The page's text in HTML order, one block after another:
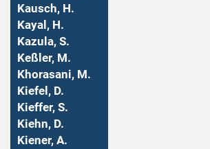
Kausch, H.
Kayal, H.
Kazula, S.
Keßler, M.
Khorasani, M.
Kiefel, D.
Kieffer, S.
Kiehn, D.
Kiener, A.